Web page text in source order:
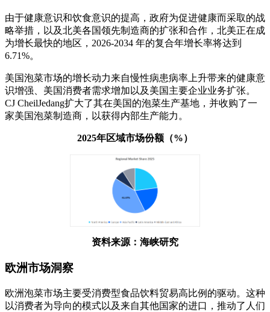
由于健康意识和饮食意识的提高，政府为促进健康而采取的战
略举措，以及北美各国领先制造商的扩张和合作，北美正在成
为增长最快的地区，2026-2034 年的复合年增长率将达到
6.71%。
美国泡菜市场的增长动力来自慢性病患病率上升带来的健康意
识增强、美国消费者需求增加以及美国主要企业业务扩张。
CJ CheilJedang扩大了其在美国的泡菜生产基地，并收购了一
家美国泡菜制造商，以获得内部生产能力。
2025年区域市场份额（%）
资料来源：海峡研究
欧洲市场洞察
欧洲泡菜市场主要受消费型食品饮料贸易高比例的驱动。这种
以消费者为导向的模式以及来自其他国家的进口，推动了人们